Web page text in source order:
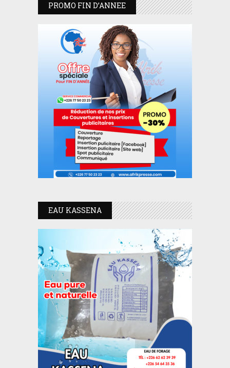
PROMO FIN D’ANNEE
EAU KASSENA